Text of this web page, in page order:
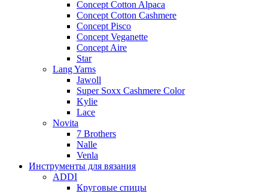
Concept Cotton Alpaca
Concept Cotton Cashmere
Concept Pisco
Concept Veganette
Concept Aire
Star
Lang Yarns
Jawoll
Super Soxx Cashmere Color
Kylie
Lace
Novita
7 Brothers
Nalle
Venla
Инструменты для вязания
ADDI
Круговые спицы